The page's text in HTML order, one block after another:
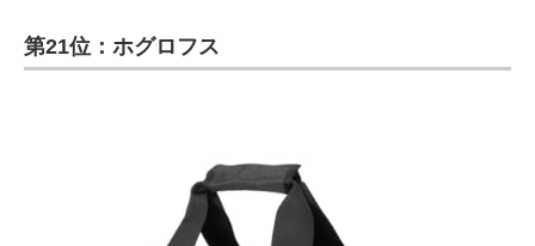
第21位：ホグロフス